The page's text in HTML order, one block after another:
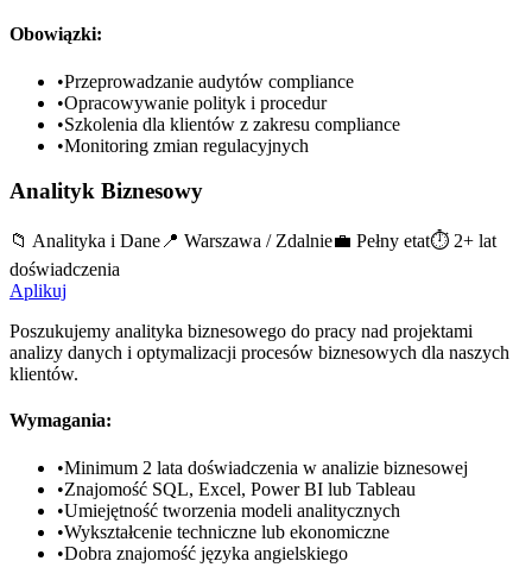
Obowiązki:
•Przeprowadzanie audytów compliance
•Opracowywanie polityk i procedur
•Szkolenia dla klientów z zakresu compliance
•Monitoring zmian regulacyjnych
Analityk Biznesowy
📁 Analityka i Dane 📍 Warszawa / Zdalnie💼 Pełny etat⏱️ 2+ lat
doświadczenia
Aplikuj
Poszukujemy analityka biznesowego do pracy nad projektami
analizy danych i optymalizacji procesów biznesowych dla naszych
klientów.
Wymagania:
•Minimum 2 lata doświadczenia w analizie biznesowej
•Znajomość SQL, Excel, Power BI lub Tableau
•Umiejętność tworzenia modeli analitycznych
•Wykształcenie techniczne lub ekonomiczne
•Dobra znajomość języka angielskiego